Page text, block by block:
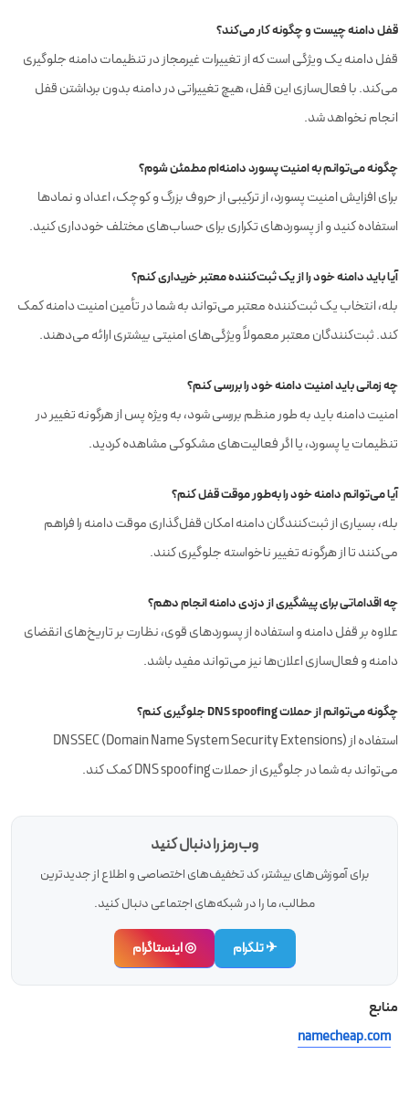
قفل دامنه چیست و چگونه کار می‌کند؟
قفل دامنه یک ویژگی است که از تغییرات غیرمجاز در تنظیمات دامنه جلوگیری
می‌کند. با فعال‌سازی این قفل، هیچ تغییراتی در دامنه بدون برداشتن قفل
انجام نخواهد شد.
چگونه می‌توانم به امنیت پسورد دامنه‌ام مطمئن شوم؟
برای افزایش امنیت پسورد، از ترکیبی از حروف بزرگ و کوچک، اعداد و نمادها
استفاده کنید و از پسوردهای تکراری برای حساب‌های مختلف خودداری کنید.
آیا باید دامنه خود را از یک ثبت‌کننده معتبر خریداری کنم؟
بله، انتخاب یک ثبت‌کننده معتبر می‌تواند به شما در تأمین امنیت دامنه کمک
کند. ثبت‌کنندگان معتبر معمولاً ویژگی‌های امنیتی بیشتری ارائه می‌دهند.
چه زمانی باید امنیت دامنه خود را بررسی کنم؟
امنیت دامنه باید به طور منظم بررسی شود، به ویژه پس از هرگونه تغییر در
تنظیمات یا پسورد، یا اگر فعالیت‌های مشکوکی مشاهده کردید.
آیا می‌توانم دامنه خود را به‌طور موقت قفل کنم؟
بله، بسیاری از ثبت‌کنندگان دامنه امکان قفل‌گذاری موقت دامنه را فراهم
می‌کنند تا از هرگونه تغییر ناخواسته جلوگیری کنند.
چه اقداماتی برای پیشگیری از دزدی دامنه انجام دهم؟
علاوه بر قفل دامنه و استفاده از پسوردهای قوی، نظارت بر تاریخ‌های انقضای
دامنه و فعال‌سازی اعلان‌ها نیز می‌تواند مفید باشد.
چگونه می‌توانم از حملات DNS spoofing جلوگیری کنم؟
استفاده از DNSSEC (Domain Name System Security Extensions)
می‌تواند به شما در جلوگیری از حملات DNS spoofing کمک کند.
وب‌رمز را دنبال کنید
برای آموزش‌های بیشتر، کد تخفیف‌های اختصاصی و اطلاع از جدیدترین
مطالب، ما را در شبکه‌های اجتماعی دنبال کنید.
✈ تلگرام ◎ اینستاگرام
منابع
namecheap.com